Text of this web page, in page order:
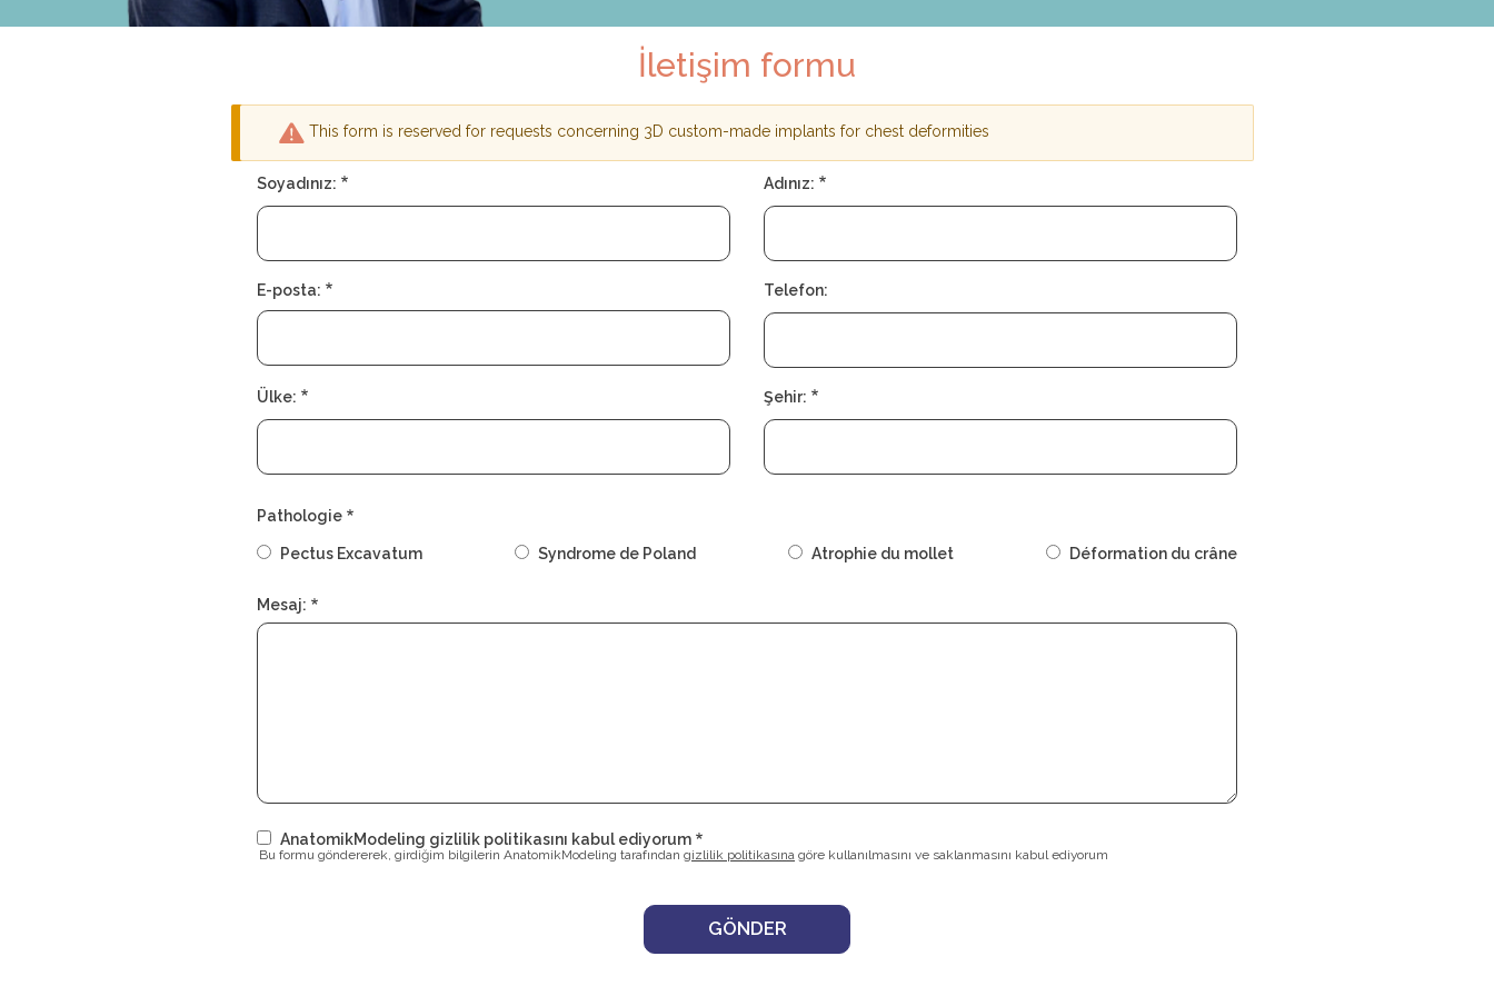
İletişim formu
Uyarı
mesajı
This form is reserved for requests concerning 3D custom-made implants for chest deformities
Soyadınız: Adınız:
E-posta: Telefon:
Ülke: Şehir:
Pathologie
Pectus Excavatum Syndrome de Poland Atrophie du mollet Déformation du crâne
Mesaj:
AnatomikModeling gizlilik politikasını kabul ediyorum
Bu formu göndererek, girdiğim bilgilerin AnatomikModeling tarafından gizlilik politikasına göre kullanılmasını ve saklanmasını kabul ediyorum